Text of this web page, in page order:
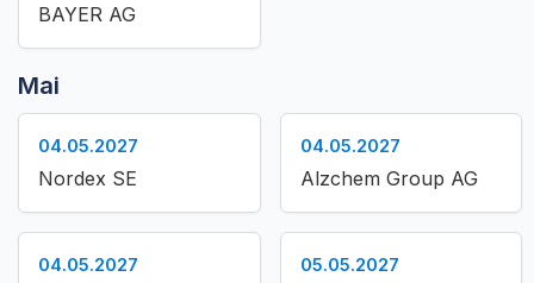
BAYER AG
Mai
04.05.2027
Nordex SE
04.05.2027
Alzchem Group AG
04.05.2027 05.05.2027